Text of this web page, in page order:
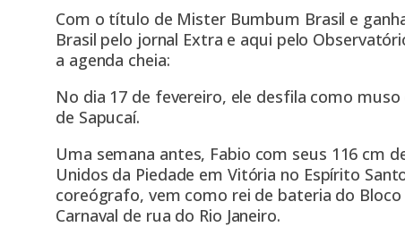
Com o título de Mister Bumbum Brasil e
Brasil pelo jornal Extra e aqui pelo
a agenda cheia:
No dia 17 de fevereiro, ele desfila como
de Sapucaí.
Uma semana antes, Fabio com seus 116 cm
Unidos da Piedade em Vitória no Espírito
coreógrafo, vem como rei de bateria do Bloco
Carnaval de rua do Rio Janeiro.